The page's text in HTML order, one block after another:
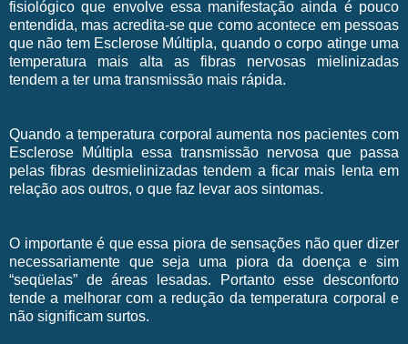
fisiológico que envolve essa manifestação ainda é pouco
entendida, mas acredita-se que como acontece em pessoas
que não tem Esclerose Múltipla, quando o corpo atinge uma
temperatura mais alta as fibras nervosas mielinizadas
tendem a ter uma transmissão mais rápida.
Quando a temperatura corporal aumenta nos pacientes com
Esclerose Múltipla essa transmissão nervosa que passa
pelas fibras desmielinizadas tendem a ficar mais lenta em
relação aos outros, o que faz levar aos sintomas.
O importante é que essa piora de sensações não quer dizer
necessariamente que seja uma piora da doença e sim
“seqüelas” de áreas lesadas. Portanto esse desconforto
tende a melhorar com a redução da temperatura corporal e
não significam surtos.